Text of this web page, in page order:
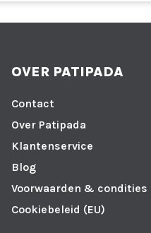
OVER PATIPADA
Contact
Over Patipada
Klantenservice
Blog
Voorwaarden & condities
Cookiebeleid (EU)